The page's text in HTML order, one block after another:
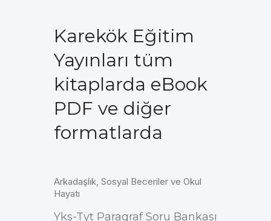
Karekök Eğitim
Yayınları tüm
kitaplarda eBook
PDF ve diğer
formatlarda
Arkadaşlık, Sosyal Beceriler ve Okul
Hayatı
Yks-Tyt Paragraf Soru Bankası